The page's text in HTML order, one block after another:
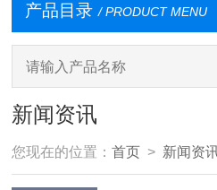
产品目录 / PRODUCT MENU
新闻资讯
您现在的位置：首页 > 新闻资